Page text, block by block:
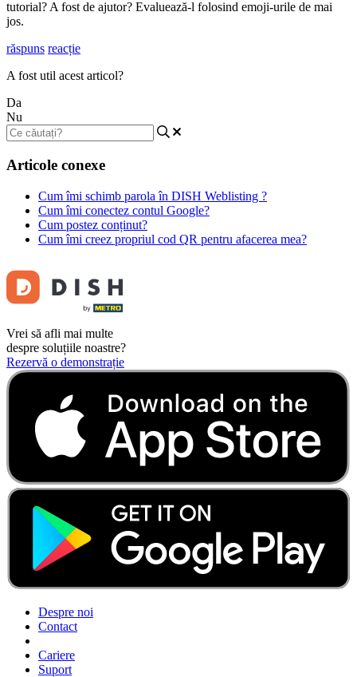
tutorial? A fost de ajutor? Evaluează-l folosind emoji-urile de mai
jos.
răspuns reacție
A fost util acest articol?
Da
Nu
Articole conexe
Cum îmi schimb parola în DISH Weblisting ?
Cum îmi conectez contul Google?
Cum postez conținut?
Cum îmi creez propriul cod QR pentru afacerea mea?
Vrei să afli mai multe
despre soluțiile noastre?
Rezervă o demonstrație
Despre noi
Contact
Cariere
Suport